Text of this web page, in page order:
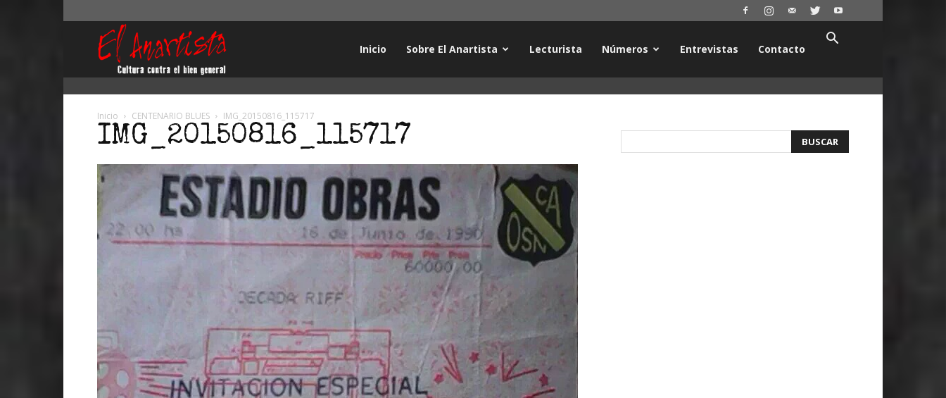
Inicio Sobre El Anartista Lecturista Números Entrevistas Contacto
Inicio CENTENARIO BLUES IMG_20150816_115717
IMG_20150816_115717